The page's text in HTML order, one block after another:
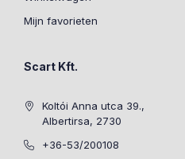
Mijn favorieten
Scart Kft.
Koltói Anna utca 39.,
Albertirsa, 2730
+36-53/200108